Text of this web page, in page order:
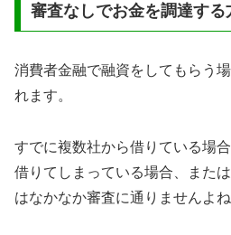
審査なしでお金を調達する
消費者金融で融資をしてもらう
れます。
すでに複数社から借りている場
借りてしまっている場合、また
はなかなか審査に通りませんよね